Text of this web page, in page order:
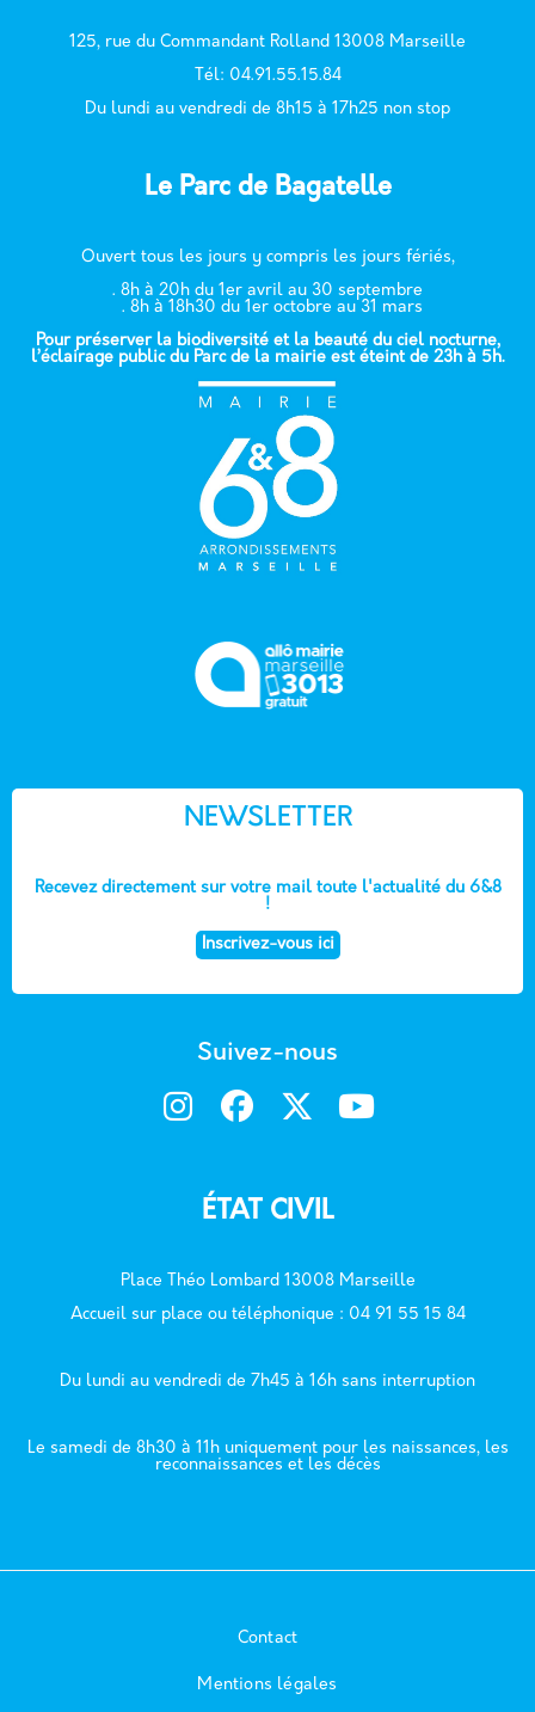
125, rue du Commandant Rolland 13008 Marseille
T él: 04.91.55.15.84
Du lundi au vendredi de 8h15 à 17h25 non stop
Le Parc de Bagatelle
Ouvert tous les jours y compris les jours fériés,
. 8h à 20h du 1er avril au 30 septembre
. 8h à 18h30 du 1er octobre au 31 mars
Pour préserver la biodiversité et la beauté du ciel nocturne,
l’éclairage public du Parc de la mairie est éteint de 23h à 5h.
NEWSLETTER
Recevez directement sur votre mail toute l'actualité du 6&8
!
Inscrivez-vous ici
Suivez-nous
ÉTAT CIVIL
Place Théo Lombard 13008 Marseille
Accueil sur place ou téléphonique : 04 91 55 15 84
Du lundi au vendredi de 7h45 à 16h sans interruption
Le samedi de 8h30 à 11h uniquement pour les naissances, les
reconnaissances et les décès
Contact
Mentions légales